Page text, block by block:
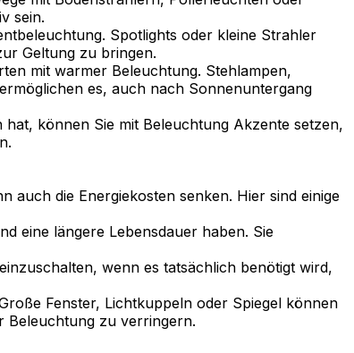
sein.
Spotlights oder kleine Strahler
Geltung zu bringen.
mit warmer Beleuchtung. Stehlampen,
es, auch nach Sonnenuntergang
können Sie mit Beleuchtung Akzente setzen,
auch die Energiekosten senken. Hier sind einige
eine längere Lebensdauer haben. Sie
wenn es tatsächlich benötigt wird,
Fenster, Lichtkuppeln oder Spiegel können
Beleuchtung zu verringern.